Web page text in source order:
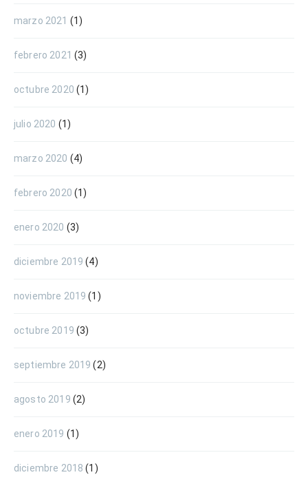
marzo 2021 (1)
febrero 2021 (3)
octubre 2020 (1)
julio 2020 (1)
marzo 2020 (4)
febrero 2020 (1)
enero 2020 (3)
diciembre 2019 (4)
noviembre 2019 (1)
octubre 2019 (3)
septiembre 2019 (2)
agosto 2019 (2)
enero 2019 (1)
diciembre 2018 (1)